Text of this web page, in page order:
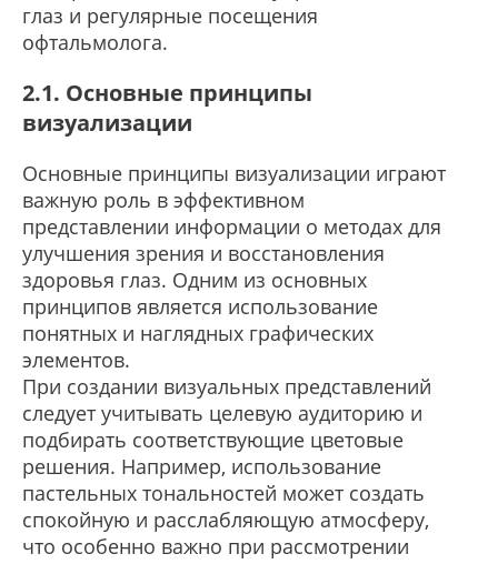
глаз и регулярные посещения
офтальмолога.
2.1. Основные принципы
визуализации
Основные принципы визуализации играют
важную роль в эффективном
представлении информации о методах для
улучшения зрения и восстановления
здоровья глаз. Одним из основных
принципов является использование
понятных и наглядных графических
элементов.
При создании визуальных представлений
следует учитывать целевую аудиторию и
подбирать соответствующие цветовые
решения. Например, использование
пастельных тональностей может создать
спокойную и расслабляющую атмосферу,
что особенно важно при рассмотрении